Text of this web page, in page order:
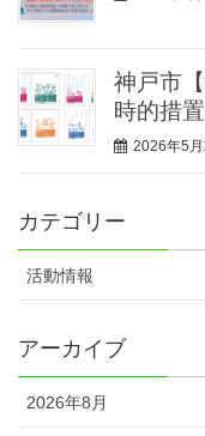
神戸市
時的措
2026年5月
カテゴリー
活動情報
アーカイブ
2026年8月